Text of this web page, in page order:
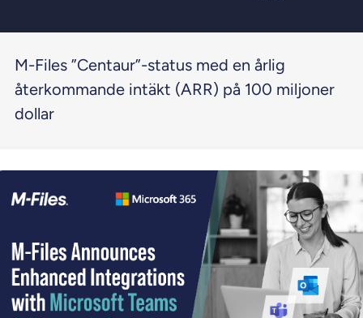
M-Files ”Centaur”-status med en årlig
återkommande intäkt (ARR) på 100 miljoner
dollar